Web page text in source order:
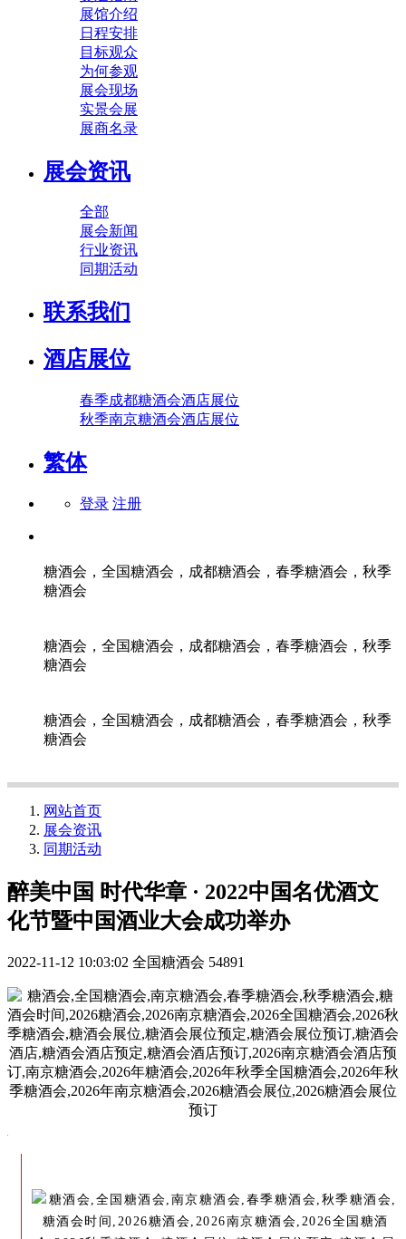
展馆介绍
日程安排
目标观众
为何参观
展会现场
实景会展
展商名录
展会资讯
全部
展会新闻
行业资讯
同期活动
联系我们
酒店展位
春季成都糖酒会酒店展位
秋季南京糖酒会酒店展位
繁体
登录 注册
糖酒会，全国糖酒会，成都糖酒会，春季糖酒会，秋季
糖酒会
糖酒会，全国糖酒会，成都糖酒会，春季糖酒会，秋季
糖酒会
糖酒会，全国糖酒会，成都糖酒会，春季糖酒会，秋季
糖酒会
网站首页
展会资讯
同期活动
醉美中国 时代华章 · 2022中国名优酒文
化节暨中国酒业大会成功举办
2022-11-12 10:03:02 全国糖酒会 54891